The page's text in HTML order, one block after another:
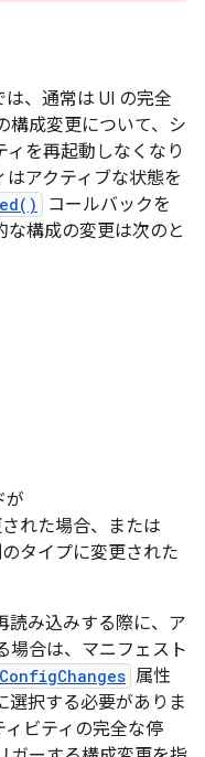
、通常は UI の完全
構成変更について、シ
を再起動しなくなり
アクティブな状態を
コールバックを
構成の変更は次のと
が
れた場合、または
タイプに変更された
読み込みする際に、ア
場合は、マニフェスト
属性
選択する必要がありま
ビティの完全な停